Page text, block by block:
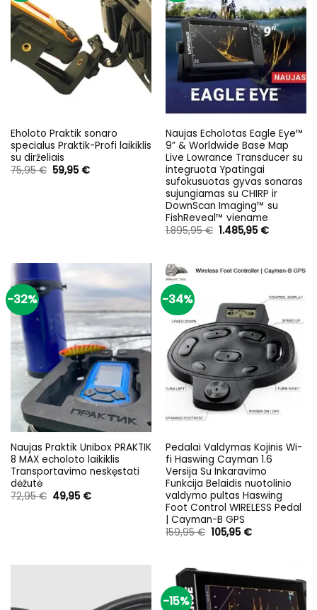
Eholoto Praktik sonaro
specialus Praktik-Profi laikiklis
su dirželiais
75,95€ Original
price
59,95 €Current
Naujas Echolotas Eagle Eye™
9” & Worldwide Base Map
Live Lowrance Transducer su
integruota Ypatingai
sufokusuotas gyvas sonaras
sujungiamas su CHIRP ir
DownScan Imaging™ su
FishReveal™ viename
1.895,95€ Original
1.485,95 €Current
-32%
Naujas Praktik Unibox PRAKTIK
8 MAX echoloto laikiklis
Transportavimo neskęstati
dėžutė
72,95€ Original
price
49,95 €Current
-34%
Pedalai Valdymas Kojinis Wi-
fi Haswing Cayman 1.6
Versija Su Inkaravimo
Funkcija Belaidis nuotolinio
valdymo pultas Haswing
Foot Control WIRELESS Pedal
| Cayman-B GPS
159,95€ Original
price
105,95 €Current
-15%